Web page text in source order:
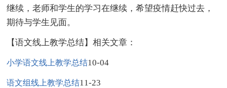
继续，老师和学生的学习在继续，希望疫情赶快过去，
期待与学生见面。
【语文线上教学总结】相关文章：
小学语文线上教学总结10-04
语文组线上教学总结11-23